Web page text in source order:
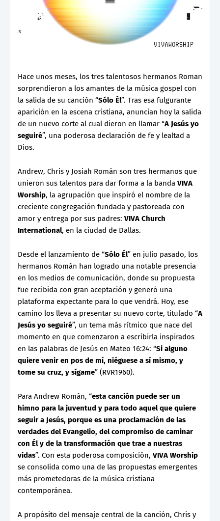
Hace unos meses, los tres talentosos hermanos Roman
sorprendieron a los amantes de la música gospel con
la salida de su canción “Sólo Él”. Tras esa fulgurante
aparición en la escena cristiana, anuncian hoy la salida
de un nuevo corte al cual dieron en llamar “A Jesús yo
seguiré”, una poderosa declaración de fe y lealtad a
Dios.
Andrew, Chris y Josiah Román son tres hermanos que
unieron sus talentos para dar forma a la banda VIVA
Worship, la agrupación que inspiró el nombre de la
creciente congregación fundada y pastoreada con
amor y entrega por sus padres: VIVA Church
International, en la ciudad de Dallas.
Desde el lanzamiento de “Sólo Él” en julio pasado, los
hermanos Román han logrado una notable presencia
en los medios de comunicación, donde su propuesta
fue recibida con gran aceptación y generó una
plataforma expectante para lo que vendrá. Hoy, ese
camino los lleva a presentar su nuevo corte, titulado “A
Jesús yo seguiré”, un tema más rítmico que nace del
momento en que comenzaron a escribirla inspirados
en las palabras de Jesús en Mateo 16:24: “Si alguno
quiere venir en pos de mí, niéguese a sí mismo, y
tome su cruz, y sígame” (RVR1960).
Para Andrew Román, “esta canción puede ser un
himno para la juventud y para todo aquel que quiere
seguir a Jesús, porque es una proclamación de las
verdades del Evangelio, del compromiso de caminar
con Él y de la transformación que trae a nuestras
vidas”. Con esta poderosa composición, VIVA Worship
se consolida como una de las propuestas emergentes
más prometedoras de la música cristiana
contemporánea.
A propósito del mensaje central de la canción, Chris y